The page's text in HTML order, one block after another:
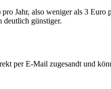
Jahr, also weniger als 3
deutlich günstiger.
per E-Mail zugesandt und